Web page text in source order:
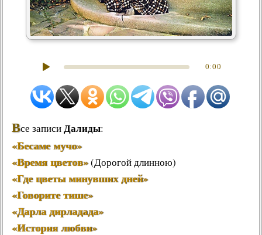
0:00
Все записиДалиды:
«Бесаме мучо»
«Время цветов»(Дорогой длинною)
«Где цветы минувших дней»
«Говорите тише»
«Дарла дирладада»
«История любви»